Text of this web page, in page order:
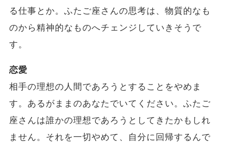
る仕事とか。ふたご座さんの思考は、物質的なも
のから精神的なものへチェンジしていきそうで
す。
恋愛
相手の理想の人間であろうとすることをやめま
す。あるがままのあなたでいてください。ふたご
座さんは誰かの理想であろうとしてきたかもしれ
ません。それを一切やめて、自分に回帰するんで